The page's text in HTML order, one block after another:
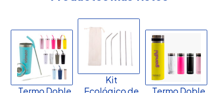
Termo Doble
Kit
Ecológico de
Termo Doble